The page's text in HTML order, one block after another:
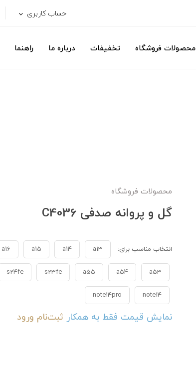
حساب کاربری
محصولات فروشگاه تخفیفات درباره ما راهنما
محصولات فروشگاه
گل و پروانه صدفی C4036
انتخاب مناسب برای: a13
a14
a15
a16
a53
a54
a55
s23fe
s24fe
note14
note14pro
نمایش قیمت فقط به همکار ثبت‌نام ورود